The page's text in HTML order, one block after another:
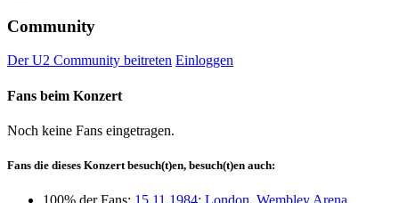
Community
Der U2 Community beitreten Einloggen
Fans beim Konzert
Noch keine Fans eingetragen.
Fans die dieses Konzert besuch(t)en, besuch(t)en auch: